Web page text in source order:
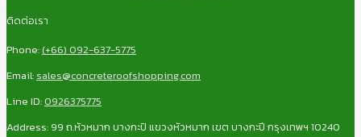
ติดต่อเรา
Phone: (+66) 092-637-5775
Email: sales@concreteroofshopping.com
Line ID: 0926375775
Address: 99 ถ.หัวหมาก บางกะปิ แขวงหัวหมาก เขต บางกะปี กรุงเทพฯ 10240